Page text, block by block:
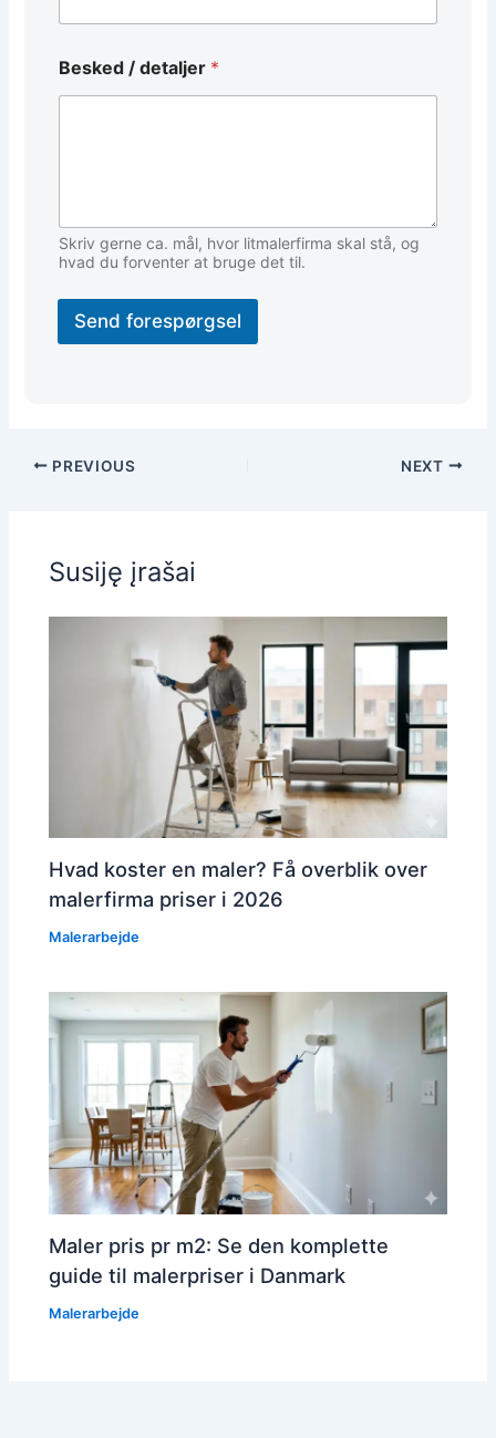
N
a
v
Besked / detaljer *
Skriv gerne ca. mål, hvor litmalerfirma skal stå, og
hvad du forventer at bruge det til.
Send forespørgsel
PREVIOUS NEXT
Susiję įrašai
Hvad koster en maler? Få overblik over
malerfirma priser i 2026
Malerarbejde
Maler pris pr m2: Se den komplette
guide til malerpriser i Danmark
Malerarbejde